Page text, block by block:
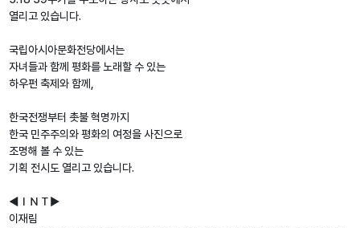
열리고 있습니다.
국립아시아문화전당에서는
자녀들과 함께 평화를 노래할 수 있는
하우펀 축제와 함께,
한국전쟁부터 촛불 혁명까지
한국 민주주의와 평화의 여정을 사진으로
조명해 볼 수 있는
기획 전시도 열리고 있습니다.
◀ＩＮＴ▶
이재림